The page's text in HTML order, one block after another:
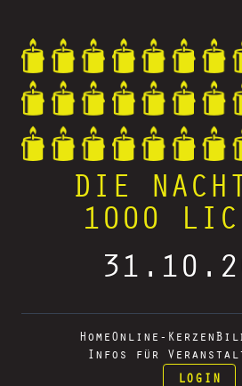
DIE
1000
Home Online-Kerzen
Infos für
LOGIN